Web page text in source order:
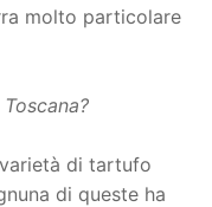
molto particolare
di tartufo
di queste ha